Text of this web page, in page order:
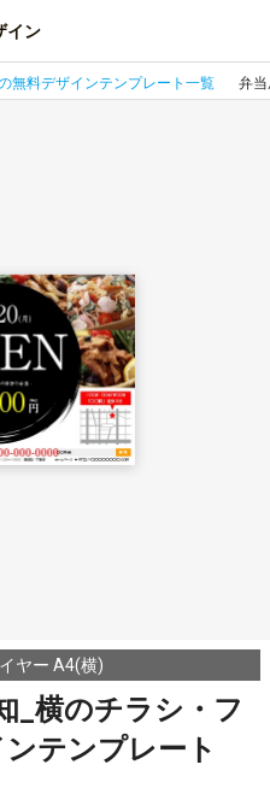
イン
無料デザインテンプレート一覧 弁当
ヤー A4(横)
_横のチラシ・フ
テンプレート